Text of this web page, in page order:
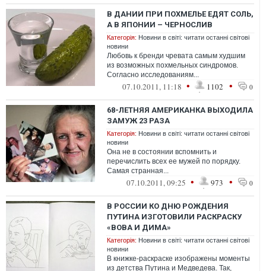
В ДАНИИ ПРИ ПОХМЕЛЬЕ ЕДЯТ СОЛЬ,
А В ЯПОНИИ – ЧЕРНОСЛИВ
Категорія: Новини в світі: читати останні світові
новини
Любовь к бренди чревата самым худшим
из возможных похмельных синдромов.
Согласно исследованиям...
07.10.2011, 11:18 • 1102 • 0
68-ЛЕТНЯЯ АМЕРИКАНКА ВЫХОДИЛА
ЗАМУЖ 23 РАЗА
Категорія: Новини в світі: читати останні світові
новини
Она не в состоянии вспомнить и
перечислить всех ее мужей по порядку.
Самая странная...
07.10.2011, 09:25 • 973 • 0
В РОССИИ КО ДНЮ РОЖДЕНИЯ
ПУТИНА ИЗГОТОВИЛИ РАСКРАСКУ
«ВОВА И ДИМА»
Категорія: Новини в світі: читати останні світові
новини
В книжке-раскраске изображены моменты
из детства Путина и Медведева. Так,